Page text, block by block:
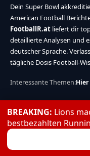
Dein Super Bowl
American Football
FootballR.at liefert dir
detaillierte Analysen und
deutscher Sprache.
tägliche Dosis Football-
Interessante Themen:
Quick Links
Mein Feed
BREAKING: Lions
bestbezahlten